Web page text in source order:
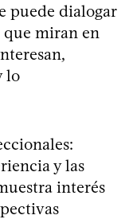
puede dialogar
que miran en
lo
y las
interés